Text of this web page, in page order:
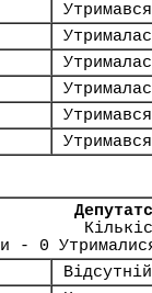
Утримався
Утримався
Утримався
- 0
Відсутній